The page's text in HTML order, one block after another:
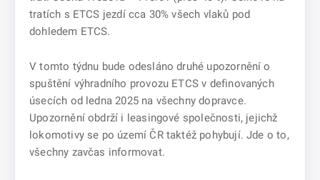
tratích s ETCS jezdí cca 30% všech vlaků pod
dohledem ETCS.
V tomto týdnu bude odesláno druhé upozornění o
spuštění výhradního provozu ETCS v definovaných
úsecích od ledna 2025 na všechny dopravce.
Upozornění obdrží i leasingové společnosti, jejichž
lokomotivy se po území ČR taktéž pohybují. Jde o to,
všechny zavčas informovat.